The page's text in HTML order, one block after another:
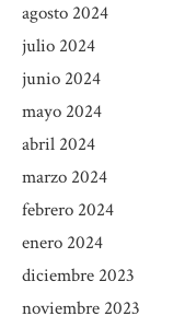
agosto 2024
julio 2024
junio 2024
mayo 2024
abril 2024
marzo 2024
febrero 2024
enero 2024
diciembre 2023
noviembre 2023